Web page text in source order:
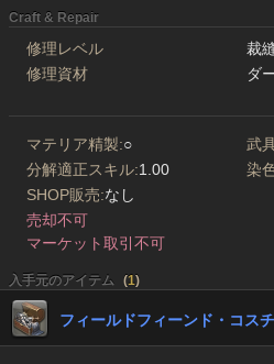
Craft & Repair
修理レベル
裁
修理資材
ダ
マテリア精製:○ 武
分解適正スキル:1.00 染
SHOP販売:なし
売却不可
マーケット取引不可
入手元のアイテム (1)
フィールドフィーンド・コス